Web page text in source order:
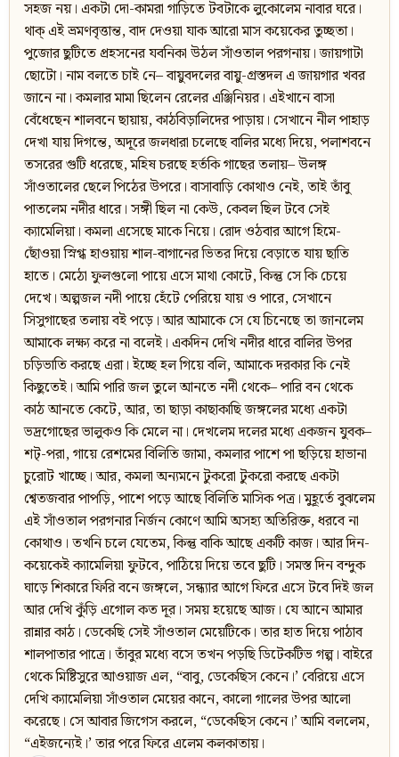
সহজ নয়। একটা দো-কামরা গাড়িতে টবটাকে লুকোলেম নাবার ঘরে।
থাক্‌ এই ভ্রমণবৃত্তান্ত, বাদ দেওয়া যাক আরো মাস কয়েকের তুচ্ছতা।
পুজোর ছুটিতে প্রহসনের যবনিকা উঠল সাঁওতাল পরগনায়। জায়গাটা
ছোটো। নাম বলতে চাই নে– বায়ুবদলের বায়ু-গ্রস্তদল এ জায়গার খবর
জানে না। কমলার মামা ছিলেন রেলের এঞ্জিনিয়র। এইখানে বাসা
বেঁধেছেন শালবনে ছায়ায়, কাঠবিড়ালিদের পাড়ায়। সেখানে নীল পাহাড়
দেখা যায় দিগন্তে, অদূরে জলধারা চলেছে বালির মধ্যে দিয়ে, পলাশবনে
তসরের গুটি ধরেছে, মহিষ চরছে হর্তকি গাছের তলায়– উলঙ্গ
সাঁওতালের ছেলে পিঠের উপরে। বাসাবাড়ি কোথাও নেই, তাই তাঁবু
পাতলেম নদীর ধারে। সঙ্গী ছিল না কেউ, কেবল ছিল টবে সেই
ক্যামেলিয়া। কমলা এসেছে মাকে নিয়ে। রোদ ওঠবার আগে হিমে-
ছোঁওয়া স্নিগ্ধ হাওয়ায় শাল-বাগানের ভিতর দিয়ে বেড়াতে যায় ছাতি
হাতে। মেঠো ফুলগুলো পায়ে এসে মাথা কোটে, কিন্তু সে কি চেয়ে
দেখে। অল্পজল নদী পায়ে হেঁটে পেরিয়ে যায় ও পারে, সেখানে
সিসুগাছের তলায় বই পড়ে। আর আমাকে সে যে চিনেছে তা জানলেম
আমাকে লক্ষ্য করে না বলেই। একদিন দেখি নদীর ধারে বালির উপর
চড়িভাতি করছে এরা। ইচ্ছে হল গিয়ে বলি, আমাকে দরকার কি নেই
কিছুতেই। আমি পারি জল তুলে আনতে নদী থেকে– পারি বন থেকে
কাঠ আনতে কেটে, আর, তা ছাড়া কাছাকাছি জঙ্গলের মধ্যে একটা
ভদ্রগোছের ভালুকও কি মেলে না। দেখলেম দলের মধ্যে একজন যুবক–
শট্‌-পরা, গায়ে রেশমের বিলিতি জামা, কমলার পাশে পা ছড়িয়ে হাভানা
চুরোট খাচ্ছে। আর, কমলা অন্যমনে টুকরো টুকরো করছে একটা
শ্বেতজবার পাপড়ি, পাশে পড়ে আছে বিলিতি মাসিক পত্র। মুহূর্তে বুঝলেম
এই সাঁওতাল পরগনার নির্জন কোণে আমি অসহ্য অতিরিক্ত, ধরবে না
কোথাও। তখনি চলে যেতেম, কিন্তু বাকি আছে একটি কাজ। আর দিন-
কয়েকেই ক্যামেলিয়া ফুটবে, পাঠিয়ে দিয়ে তবে ছুটি। সমস্ত দিন বন্দুক
ঘাড়ে শিকারে ফিরি বনে জঙ্গলে, সন্ধ্যার আগে ফিরে এসে টবে দিই জল
আর দেখি কুঁড়ি এগোল কত দূর। সময় হয়েছে আজ। যে আনে আমার
রান্নার কাঠ। ডেকেছি সেই সাঁওতাল মেয়েটিকে। তার হাত দিয়ে পাঠাব
শালপাতার পাত্রে। তাঁবুর মধ্যে বসে তখন পড়ছি ডিটেকটিভ গল্প। বাইরে
থেকে মিষ্টিসুরে আওয়াজ এল, “বাবু, ডেকেছিস কেনে।’ বেরিয়ে এসে
দেখি ক্যামেলিয়া সাঁওতাল মেয়ের কানে, কালো গালের উপর আলো
করেছে। সে আবার জিগেস করলে, “ডেকেছিস কেনে।’ আমি বললেম,
“এইজন্যেই।’ তার পরে ফিরে এলেম কলকাতায়।